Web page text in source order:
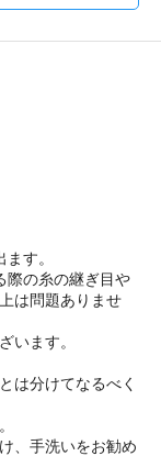
す。
際の糸の継ぎ目や
は問題ありませ
います。
は分けてなるべく
、手洗いをお勧め